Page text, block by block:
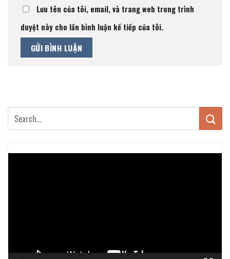
Lưu tên của tôi, email, và trang web trong trình
duyệt này cho lần bình luận kế tiếp của tôi.